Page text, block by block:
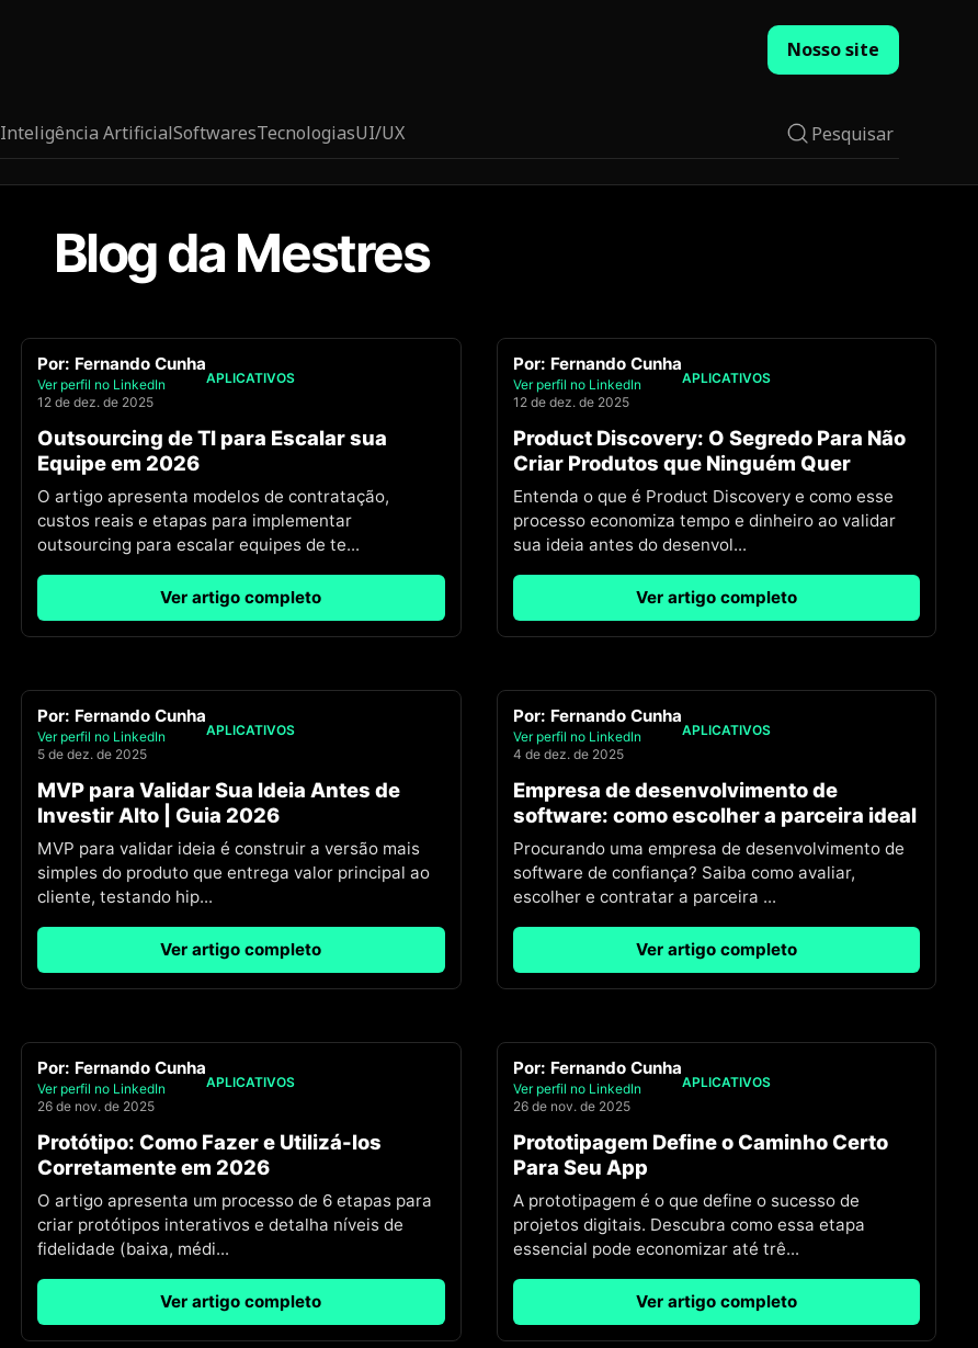
Nosso site
Inteligência ArtificialSoftwaresTecnologiasUI/UX Pesquisar
Blog da Mestres
Por: Fernando Cunha
Ver perfil no LinkedIn
12 de dez. de 2025
APLICATIVOS
Outsourcing de TI para Escalar sua
Equipe em 2026
O artigo apresenta modelos de contratação,
custos reais e etapas para implementar
outsourcing para escalar equipes de te...
Ver artigo completo
Por: Fernando Cunha
Ver perfil no LinkedIn
12 de dez. de 2025
APLICATIVOS
Product Discovery: O Segredo Para Não
Criar Produtos que Ninguém Quer
Entenda o que é Product Discovery e como esse
processo economiza tempo e dinheiro ao validar
sua ideia antes do desenvol...
Ver artigo completo
Por: Fernando Cunha
Ver perfil no LinkedIn
5 de dez. de 2025
APLICATIVOS
MVP para Validar Sua Ideia Antes de
Investir Alto | Guia 2026
MVP para validar ideia é construir a versão mais
simples do produto que entrega valor principal ao
cliente, testando hip...
Ver artigo completo
Por: Fernando Cunha
Ver perfil no LinkedIn
4 de dez. de 2025
APLICATIVOS
Empresa de desenvolvimento de
software: como escolher a parceira ideal
Procurando uma empresa de desenvolvimento de
software de confiança? Saiba como avaliar,
escolher e contratar a parceira ...
Ver artigo completo
Por: Fernando Cunha
Ver perfil no LinkedIn
26 de nov. de 2025
APLICATIVOS
Protótipo: Como Fazer e Utilizá-los
Corretamente em 2026
O artigo apresenta um processo de 6 etapas para
criar protótipos interativos e detalha níveis de
fidelidade (baixa, médi...
Ver artigo completo
Por: Fernando Cunha
Ver perfil no LinkedIn
26 de nov. de 2025
APLICATIVOS
Prototipagem Define o Caminho Certo
Para Seu App
A prototipagem é o que define o sucesso de
projetos digitais. Descubra como essa etapa
essencial pode economizar até trê...
Ver artigo completo